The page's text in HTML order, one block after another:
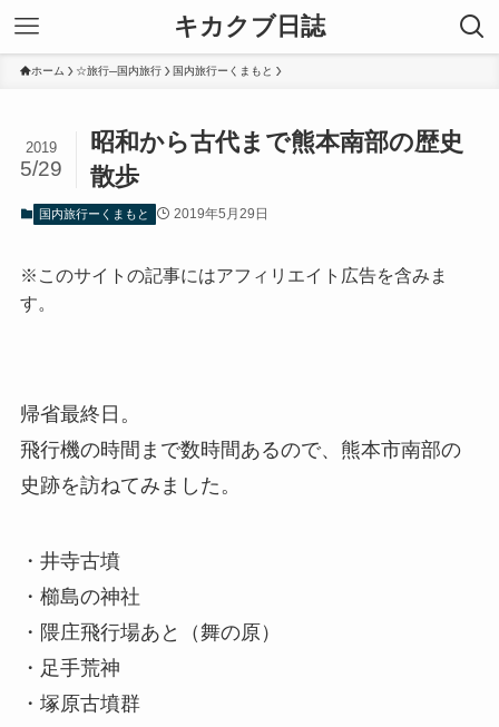
キカクブ日誌
ホーム ☆旅行─国内旅行 国内旅行ーくまもと
昭和から古代まで熊本南部の歴史
散歩
2019
5/29
国内旅行ーくまもと 2019年5月29日
※このサイトの記事にはアフィリエイト広告を含みま
す。
帰省最終日。
飛行機の時間まで数時間あるので、熊本市南部の
史跡を訪ねてみました。
・井寺古墳
・櫛島の神社
・隈庄飛行場あと（舞の原）
・足手荒神
・塚原古墳群